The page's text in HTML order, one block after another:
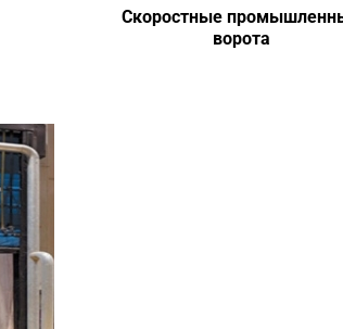
Скоростные
ворота